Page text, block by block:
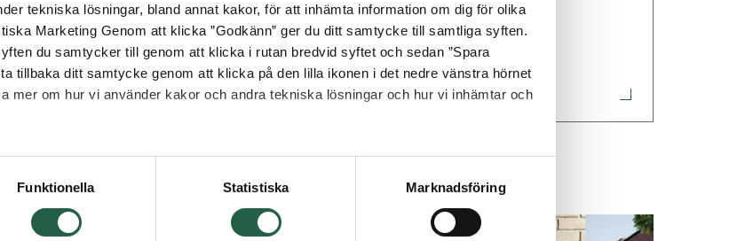
tekniska lösningar, bland annat kakor, för att inhämta information om dig för olika
Marketing Genom att klicka ”Godkänn” ger du ditt samtycke till samtliga syften.
du samtycker till genom att klicka i rutan bredvid syftet och sedan ”Spara
tillbaka ditt samtycke genom att klicka på den lilla ikonen i det nedre vänstra hörnet
mer om hur vi använder kakor och andra tekniska lösningar och hur vi inhämtar och
sekretesspolicy
Funktionella Statistiska Marknadsföring
Frågor om växthus?
Vanliga frågor & svar om växthus